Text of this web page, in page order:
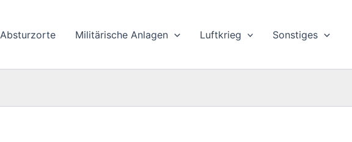
Absturzorte Militärische Anlagen Luftkrieg Sonstiges